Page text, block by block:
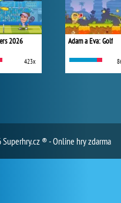
2026
423x
Adam a Eva: Golf
® - Online hry zdarma